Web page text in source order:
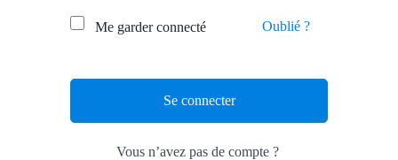
Me garder connecté Oublié ?
Se connecter
Vous n’avez pas de compte ?